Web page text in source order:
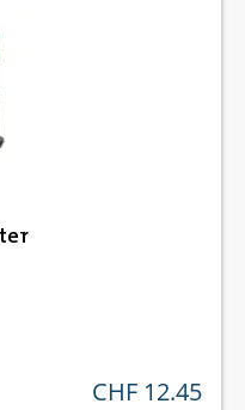
regulärer preis:
CHF 12.45